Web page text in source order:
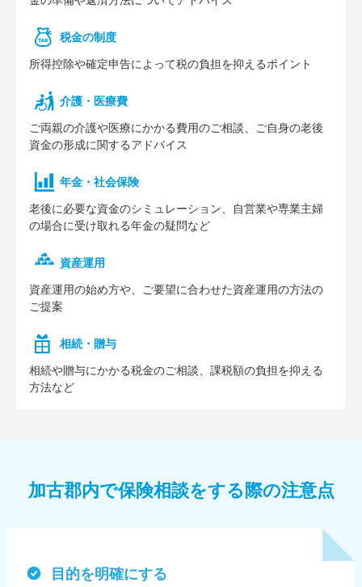
税⾦の制度
所得控除や確定申告によって税の負担を抑えるポイント
介護・医療費
ご両親の介護や医療にかかる費⽤のご相談、ご⾃⾝の⽼後
資⾦の形成に関するアドバイス
年⾦・社会保険
⽼後に必要な資⾦のシミュレーション、⾃営業や専業主婦
の場合に受け取れる年⾦の疑問など
資産運用
資産運⽤の始め⽅や、ご要望に合わせた資産運⽤の⽅法の
ご提案
相続・贈与
相続や贈与にかかる税⾦のご相談、課税額の負担を抑える
⽅法など
加古郡内で保険相談をする際の注意点
目的を明確にする